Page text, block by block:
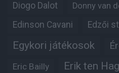
Diogo Dalot Donny van
Edinson Cavani Edzői
Egykori játékosok
Eric Bailly Erik ten Hag